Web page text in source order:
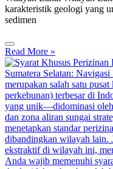
karakteristik geologi yang
sedimen
Read More »